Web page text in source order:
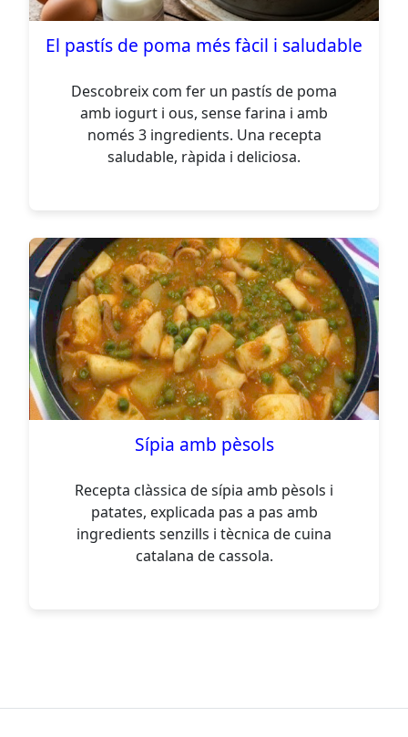
El pastís de poma més fàcil i saludable
Descobreix com fer un pastís de poma
amb iogurt i ous, sense farina i amb
només 3 ingredients. Una recepta
saludable, ràpida i deliciosa.
Sípia amb pèsols
Recepta clàssica de sípia amb pèsols i
patates, explicada pas a pas amb
ingredients senzills i tècnica de cuina
catalana de cassola.